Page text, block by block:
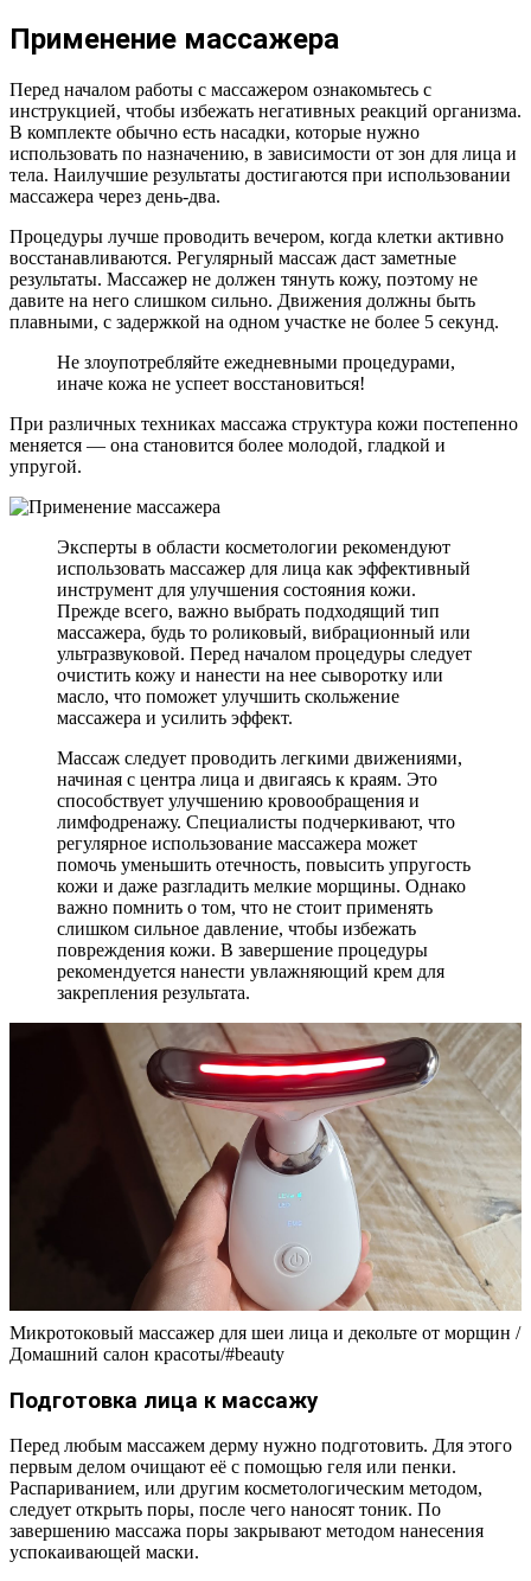
Применение массажера
Перед началом работы с массажером ознакомьтесь с
инструкцией, чтобы избежать негативных реакций организма.
В комплекте обычно есть насадки, которые нужно
использовать по назначению, в зависимости от зон для лица и
тела. Наилучшие результаты достигаются при использовании
массажера через день-два.
Процедуры лучше проводить вечером, когда клетки активно
восстанавливаются. Регулярный массаж даст заметные
результаты. Массажер не должен тянуть кожу, поэтому не
давите на него слишком сильно. Движения должны быть
плавными, с задержкой на одном участке не более 5 секунд.
Не злоупотребляйте ежедневными процедурами,
иначе кожа не успеет восстановиться!
При различных техниках массажа структура кожи постепенно
меняется — она становится более молодой, гладкой и
упругой.
Эксперты в области косметологии рекомендуют
использовать массажер для лица как эффективный
инструмент для улучшения состояния кожи.
Прежде всего, важно выбрать подходящий тип
массажера, будь то роликовый, вибрационный или
ультразвуковой. Перед началом процедуры следует
очистить кожу и нанести на нее сыворотку или
масло, что поможет улучшить скольжение
массажера и усилить эффект.
Массаж следует проводить легкими движениями,
начиная с центра лица и двигаясь к краям. Это
способствует улучшению кровообращения и
лимфодренажу. Специалисты подчеркивают, что
регулярное использование массажера может
помочь уменьшить отечность, повысить упругость
кожи и даже разгладить мелкие морщины. Однако
важно помнить о том, что не стоит применять
слишком сильное давление, чтобы избежать
повреждения кожи. В завершение процедуры
рекомендуется нанести увлажняющий крем для
закрепления результата.
Микротоковый массажер для шеи лица и декольте от морщин /
Домашний салон красоты/#beauty
Подготовка лица к массажу
Перед любым массажем дерму нужно подготовить. Для этого
первым делом очищают её с помощью геля или пенки.
Распариванием, или другим косметологическим методом,
следует открыть поры, после чего наносят тоник. По
завершению массажа поры закрывают методом нанесения
успокаивающей маски.